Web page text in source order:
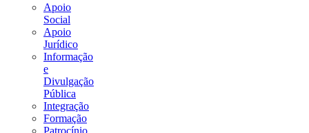
Apoio
Social
Apoio
Jurídico
Informação
e
Divulgação
Pública
Integração
Formação
Patrocínio